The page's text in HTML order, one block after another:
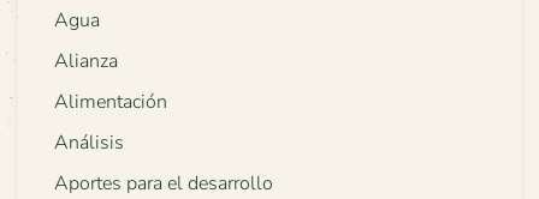
Agua
Alianza
Alimentación
Análisis
Aportes para el desarrollo